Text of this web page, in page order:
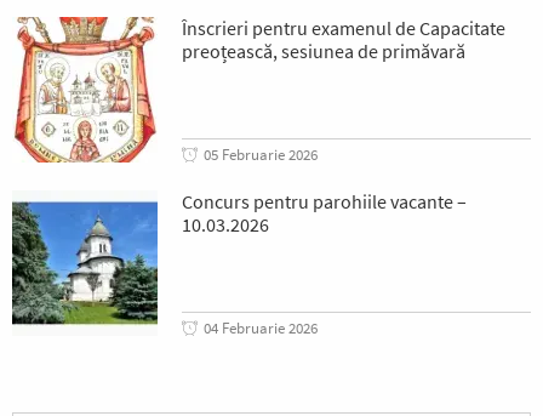
Înscrieri pentru examenul de Capacitate
preoțească, sesiunea de primăvară
05 Februarie 2026
Concurs pentru parohiile vacante –
10.03.2026
04 Februarie 2026